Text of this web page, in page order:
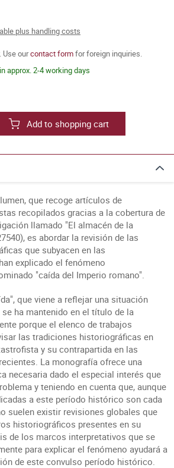
plus handling costs
Use ourcontact formfor foreign inquiries.
approx. 2-4 working days
Add to shopping cart
que recoge artículos de
recopilados gracias a la cobertura de
llamado "El almacén de la
es abordar la revisión de las
que subyacen en las
explicado el fenómeno
"caída del Imperio romano".
que viene a reflejar una situación
ha mantenido en el título de la
porque el elenco de trabajos
las tradiciones historiográficas en
y su contrapartida en las
La monografía ofrece una
necesaria dado el especial interés que
y teniendo en cuenta que, aunque
a este período histórico son cada
suelen existir revisiones globales que
historiográficos presentes en su
de los marcos interpretativos que se
para explicar el fenómeno ayudará a
de este convulso período histórico.